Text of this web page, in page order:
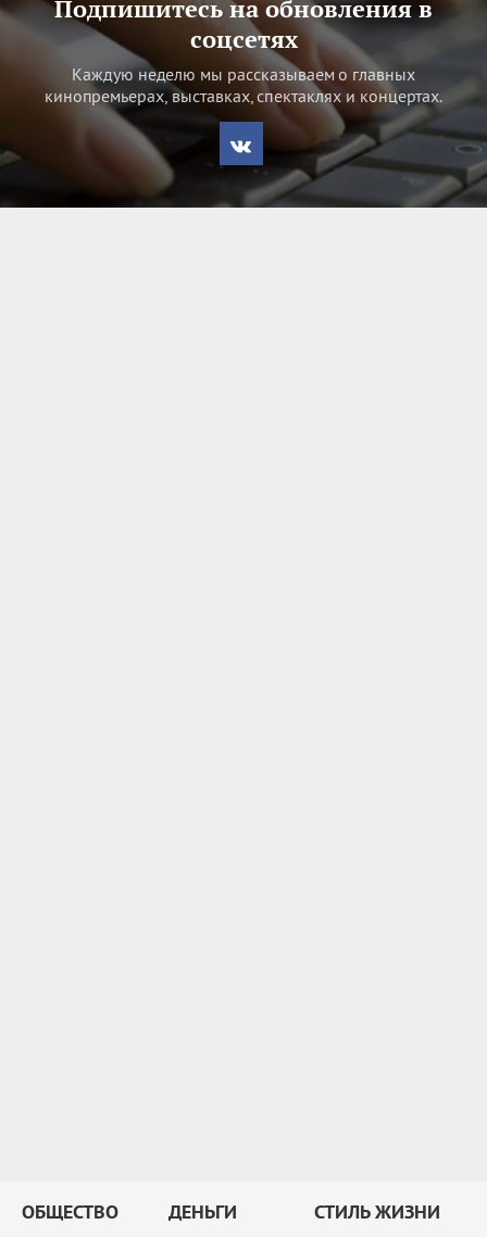
Подпишитесь на обновления в
соцсетях
Каждую неделю мы рассказываем о главных
кинопремьерах, выставках, спектаклях и концертах.
ОБЩЕСТВО ДЕНЬГИ СТИЛЬ ЖИЗНИ